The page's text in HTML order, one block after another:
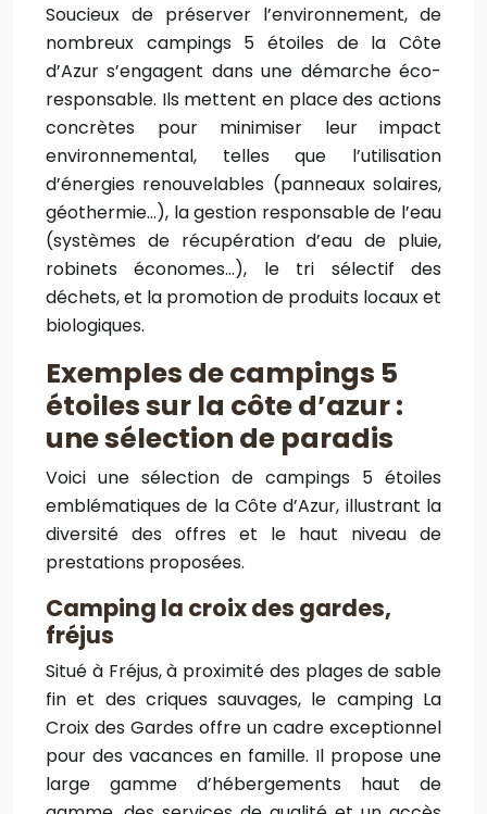
Soucieux de préserver l’environnement, de
nombreux campings 5 étoiles de la Côte
d’Azur s’engagent dans une démarche éco-
responsable. Ils mettent en place des actions
concrètes pour minimiser leur impact
environnemental, telles que l’utilisation
d’énergies renouvelables (panneaux solaires,
géothermie…), la gestion responsable de l’eau
(systèmes de récupération d’eau de pluie,
robinets économes…), le tri sélectif des
déchets, et la promotion de produits locaux et
biologiques.
Exemples de campings 5
étoiles sur la côte d’azur :
une sélection de paradis
Voici une sélection de campings 5 étoiles
emblématiques de la Côte d’Azur, illustrant la
diversité des offres et le haut niveau de
prestations proposées.
Camping la croix des gardes,
fréjus
Situé à Fréjus, à proximité des plages de sable
fin et des criques sauvages, le camping La
Croix des Gardes offre un cadre exceptionnel
pour des vacances en famille. Il propose une
large gamme d’hébergements haut de